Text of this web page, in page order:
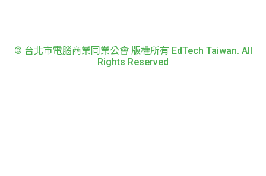
© 台北市電腦商業同業公會 版權所有 EdTech Taiwan. All
Rights Reserved